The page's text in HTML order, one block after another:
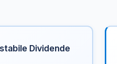
Dividende